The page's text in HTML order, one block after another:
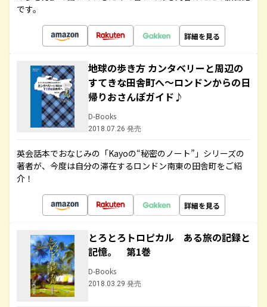
です。
詳細を見る
地球の歩き方 カンタベリーと周辺の
すてきな田舎町へ～ロンドンからの日
帰りおさんぽガイド♪
D-Books
2018.07.26 発売
英会話本でおなじみの「Kayoの“秘密のノート”」シリーズの
著者が、今度は自分の滞在するロンドン南東の田舎町をご紹
介！
詳細を見る
とろとろトロピカル ある旅の記録と
記憶。 第1巻
D-Books
2018.03.29 発売